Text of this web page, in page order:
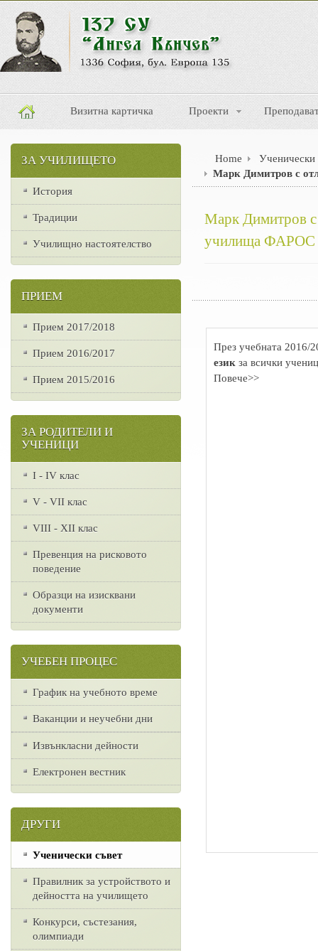
Визитна картичка Проекти
Home
Ученически
Марк Димитров с
Марк Димитров с
училища ФАРОС
През учебната 2016/
език за всички
Повече>>
ЗА УЧИЛИЩЕТО
История
Традиции
Училищно настоятелство
ПРИЕМ
Прием 2017/2018
Прием 2016/2017
Прием 2015/2016
ЗА РОДИТЕЛИ И
УЧЕНИЦИ
I - IV клас
V - VII клас
VІІІ - ХІІ клас
Превенция на рисковото
поведение
Образци на изисквани
документи
УЧЕБЕН ПРОЦЕС
График на учебното време
Ваканции и неучебни дни
Извънкласни дейности
Електронен вестник
ДРУГИ
Ученически съвет
Правилник за устройството и
дейността на училището
Конкурси, състезания,
олимпиади